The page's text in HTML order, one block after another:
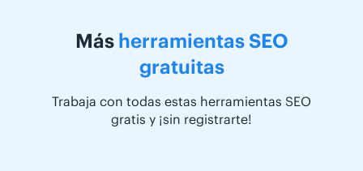
Más herramientas SEO
gratuitas
Trabaja con todas estas herramientas SEO
gratis y ¡sin registrarte!